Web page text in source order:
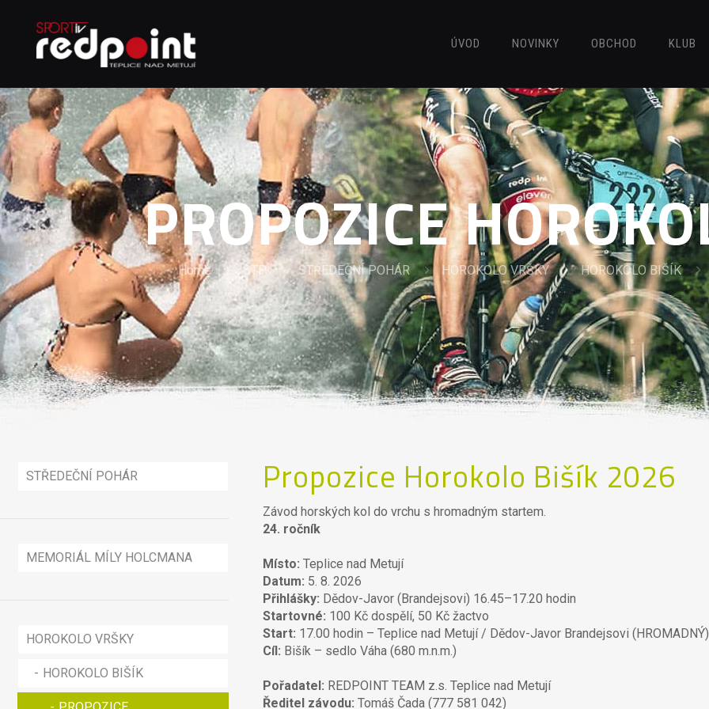
ÚVOD NOVINKY OBCHOD KLUB
PROPOZICE
Home STP STŘEDEČNÍ POHÁR HOROKOLO VRŠKY HOROKOLO BIŠÍK
Propozice Horokolo Bišík 2026
Závod horských kol do vrchu s hromadným startem.
24. ročník
Místo: Teplice nad Metují
Datum: 5. 8. 2026
Přihlášky: Dědov-Javor (Brandejsovi) 16.45–17.20 hodin
Startovné: 100 Kč dospělí, 50 Kč žactvo
Start: 17.00 hodin – Teplice nad Metují / Dědov-Javor Brandejsovi (HROMADNÝ)
Cíl: Bišík – sedlo Váha (680 m.n.m.)
Pořadatel: REDPOINT TEAM z.s. Teplice nad Metují
Ředitel závodu:Tomáš Čada (777 581 042)
STŘEDEČNÍ POHÁR
MEMORIÁL MÍLY HOLCMANA
X-DUATLON PÁLENKA
HOROKOLO VRŠKY
HOROKOLO BIŠÍK